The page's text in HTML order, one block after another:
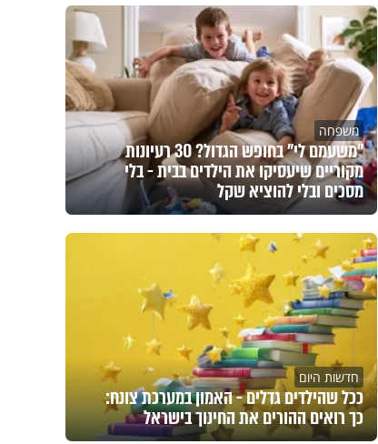
משפחה
"משעמם לי" בחופש הגדול? 30 רעיונות
מקוריים שיעסיקו את הילדים בבית - בלי
מסכים ובלי להוציא שקל
חדשות היום
ככל שהילדים גדלים - האמון במערכת צונח:
כך רואים ההורים את החינוך בישראל